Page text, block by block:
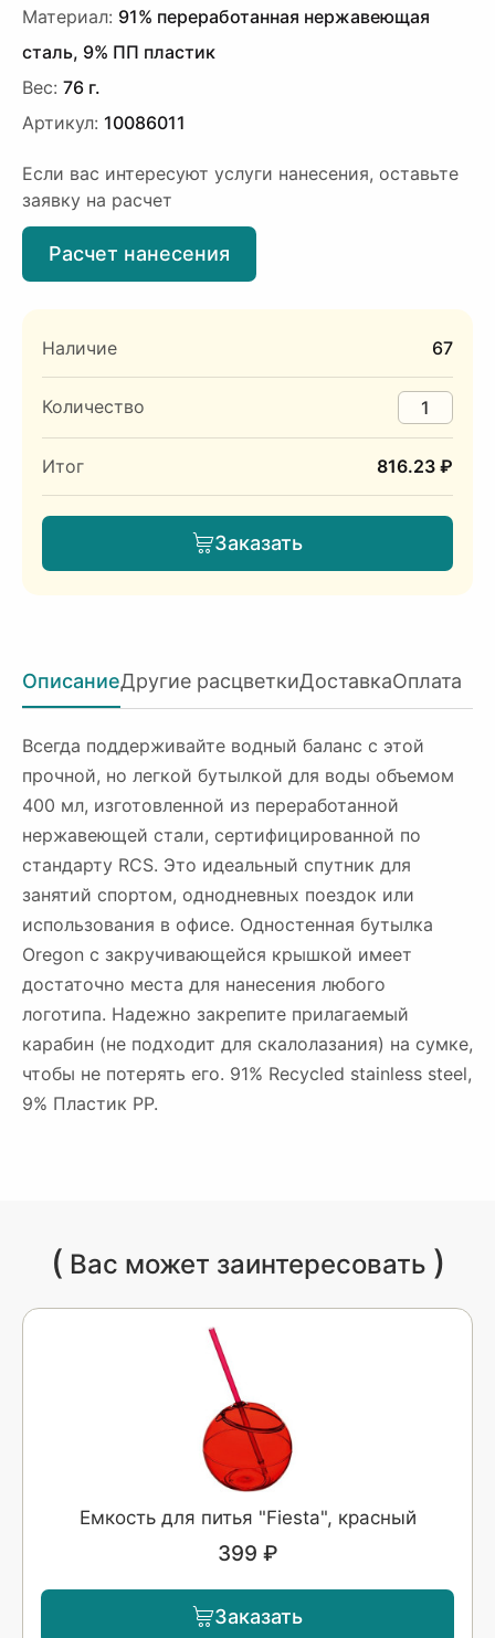
Материал: 91% переработанная нержавеющая
сталь, 9% ПП пластик
Вес: 76 г.
Артикул: 10086011
Если вас интересуют услуги нанесения, оставьте
заявку на расчет
Расчет нанесения
Наличие 67
Количество
Итог 816.23 ₽
Заказать
ОписаниеДругие расцветкиДоставкаОплата
Всегда поддерживайте водный баланс с этой
прочной, но легкой бутылкой для воды объемом
400 мл, изготовленной из переработанной
нержавеющей стали, сертифицированной по
стандарту RCS. Это идеальный спутник для
занятий спортом, однодневных поездок или
использования в офисе. Одностенная бутылка
Oregon с закручивающейся крышкой имеет
достаточно места для нанесения любого
логотипа. Надежно закрепите прилагаемый
карабин (не подходит для скалолазания) на сумке,
чтобы не потерять его. 91% Recycled stainless steel,
9% Пластик PP.
( Вас может заинтересовать )
Емкость для питья "Fiesta", красный
399 ₽
Заказать